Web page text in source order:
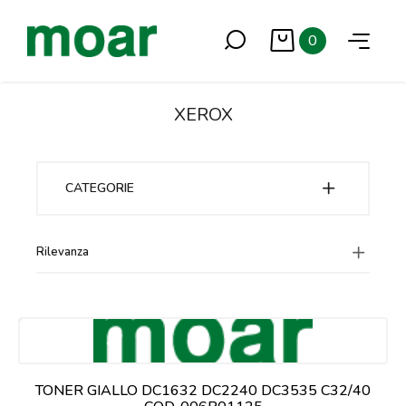
0
XEROX
CATEGORIE
Rilevanza
TONER GIALLO DC1632 DC2240 DC3535 C32/40